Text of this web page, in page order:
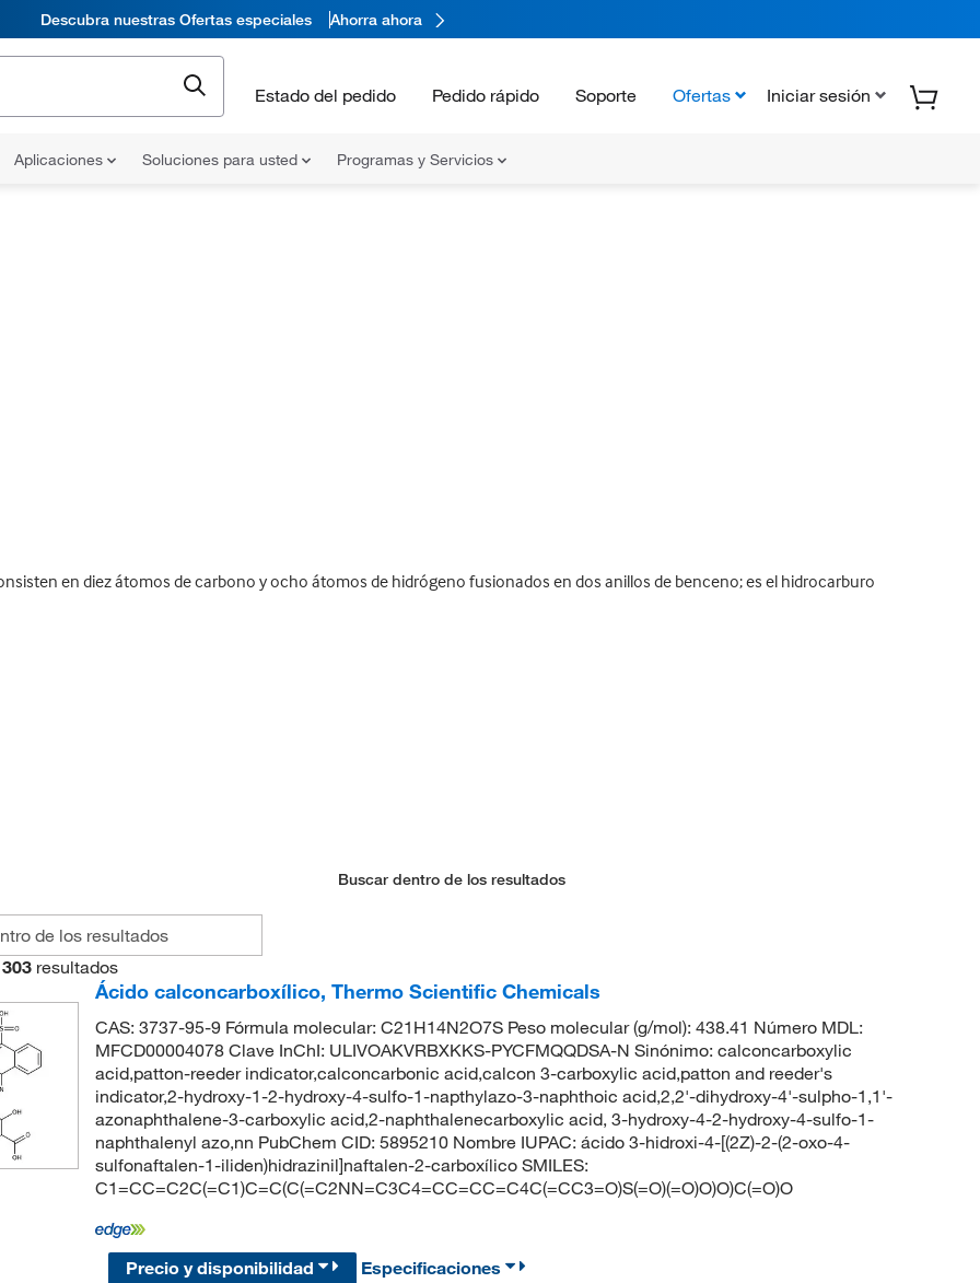
Descubra nuestras Ofertas especiales Ahorra ahora
Estado del pedido Pedido rápido Soporte Ofertas Iniciar sesión
Aplicaciones Soluciones para usted Programas y Servicios
en diez átomos de carbono y ocho átomos de hidrógeno fusionados en dos anillos de benceno; es el hidrocarburo
Buscar dentro de los resultados
303 resultados
Ácido calconcarboxílico, Thermo Scientific Chemicals
CAS: 3737-95-9 Fórmula molecular: C21H14N2O7S Peso molecular (g/mol): 438.41 Número MDL:
MFCD00004078 Clave InChI: ULIVOAKVRBXKKS-PYCFMQQDSA-N Sinónimo: calconcarboxylic
acid,patton-reeder indicator,calconcarbonic acid,calcon 3-carboxylic acid,patton and reeder's
indicator,2-hydroxy-1-2-hydroxy-4-sulfo-1-napthylazo-3-naphthoic acid,2,2'-dihydroxy-4'-sulpho-1,1'-
azonaphthalene-3-carboxylic acid,2-naphthalenecarboxylic acid, 3-hydroxy-4-2-hydroxy-4-sulfo-1-
naphthalenyl azo,nn PubChem CID: 5895210 Nombre IUPAC: ácido 3-hidroxi-4-[(2Z)-2-(2-oxo-4-
sulfonaftalen-1-iliden)hidrazinil]naftalen-2-carboxílico SMILES:
C1=CC=C2C(=C1)C=C(C(=C2NN=C3C4=CC=CC=C4C(=CC3=O)S(=O)(=O)O)O)C(=O)O
Precio y disponibilidad
Especificaciones